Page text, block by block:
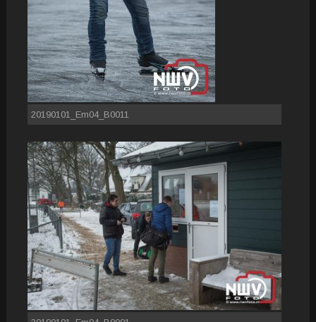
20190101_Em04_B0011